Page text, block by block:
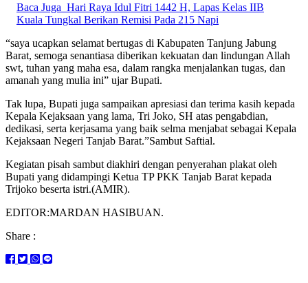
Baca Juga Hari Raya Idul Fitri 1442 H, Lapas Kelas IIB
Kuala Tungkal Berikan Remisi Pada 215 Napi
“saya ucapkan selamat bertugas di Kabupaten Tanjung Jabung
Barat, semoga senantiasa diberikan kekuatan dan lindungan Allah
swt, tuhan yang maha esa, dalam rangka menjalankan tugas, dan
amanah yang mulia ini” ujar Bupati.
Tak lupa, Bupati juga sampaikan apresiasi dan terima kasih kepada
Kepala Kejaksaan yang lama, Tri Joko, SH atas pengabdian,
dedikasi, serta kerjasama yang baik selma menjabat sebagai Kepala
Kejaksaan Negeri Tanjab Barat.”Sambut Saftial.
Kegiatan pisah sambut diakhiri dengan penyerahan plakat oleh
Bupati yang didampingi Ketua TP PKK Tanjab Barat kepada
Trijoko beserta istri.(AMIR).
EDITOR:MARDAN HASIBUAN.
Share :